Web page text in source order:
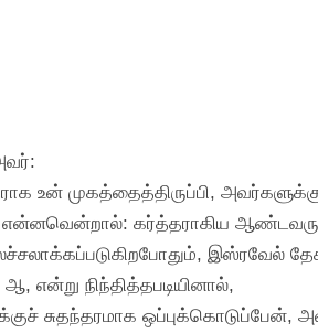
உன் முகத்தைத்திருப்பி,
என்னவென்றால்: கர்த்தராகிய
இஸ்ரவேல்
என்று நிந்தித்தபடியினால்,
சுதந்தரமாக